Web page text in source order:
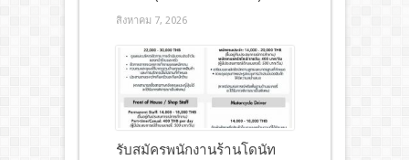
สิงหาคม 7, 2026
รับสมัครพนักงานร้านโดนัท